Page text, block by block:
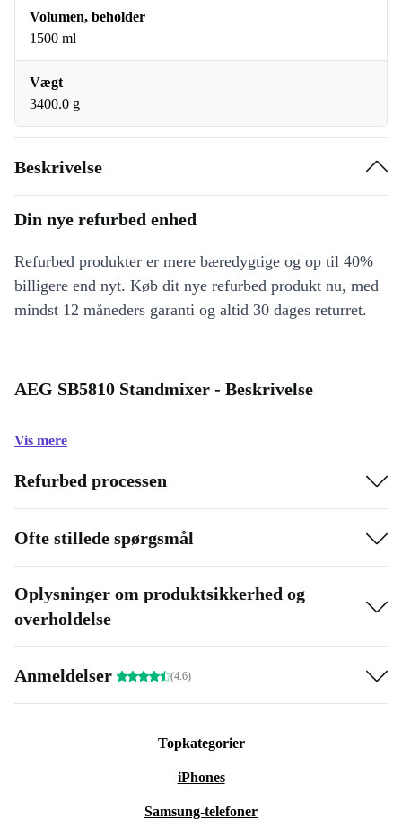
Volumen, beholder
1500 ml
Vægt
3400.0 g
Beskrivelse
Din nye refurbed enhed
Refurbed produkter er mere bæredygtige og op til 40%
billigere end nyt. Køb dit nye refurbed produkt nu, med
mindst 12 måneders garanti og altid 30 dages returret.
AEG SB5810 Standmixer - Beskrivelse
Vis mere
Refurbed processen
Ofte stillede spørgsmål
Oplysninger om produktsikkerhed og
overholdelse
Anmeldelser (4.6)
Topkategorier
iPhones
Samsung-telefoner